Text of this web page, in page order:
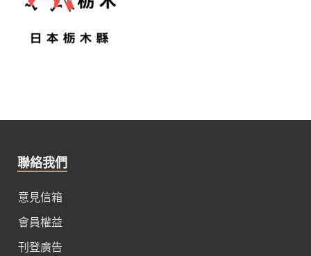
聯絡我們
意見信箱
會員權益
刊登廣告